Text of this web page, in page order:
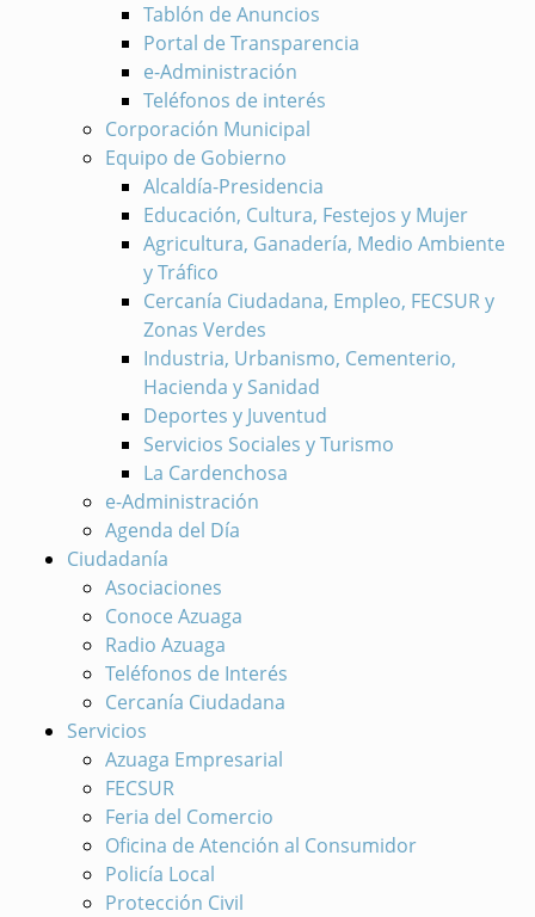
Tablón de Anuncios
Portal de Transparencia
e-Administración
Teléfonos de interés
Corporación Municipal
Equipo de Gobierno
Alcaldía-Presidencia
Educación, Cultura, Festejos y Mujer
Agricultura, Ganadería, Medio Ambiente
y Tráfico
Cercanía Ciudadana, Empleo, FECSUR y
Zonas Verdes
Industria, Urbanismo, Cementerio,
Hacienda y Sanidad
Deportes y Juventud
Servicios Sociales y Turismo
La Cardenchosa
e-Administración
Agenda del Día
Ciudadanía
Asociaciones
Conoce Azuaga
Radio Azuaga
Teléfonos de Interés
Cercanía Ciudadana
Servicios
Azuaga Empresarial
FECSUR
Feria del Comercio
Oficina de Atención al Consumidor
Policía Local
Protección Civil